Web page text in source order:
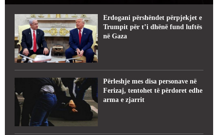
Erdogani përshëndet përpjekjet e
Trumpit për t’i dhënë fund luftës
në Gaza
Përleshje mes disa personave në
Ferizaj, tentohet të përdoret edhe
arma e zjarrit